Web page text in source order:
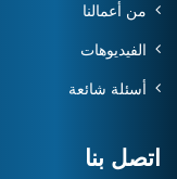
من أعمالنا
الفيديوهات
أسئلة شائعة
اتصل بنا